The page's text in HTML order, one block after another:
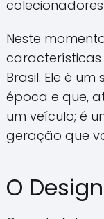
Neste
características
Brasil. Ele é
época e que,
um veículo; é
geração que
O